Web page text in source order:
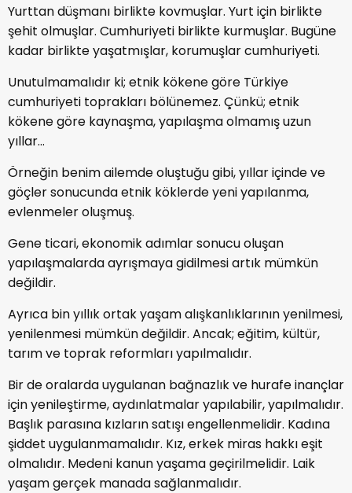
Yurttan düşmanı birlikte kovmuşlar. Yurt için birlikte
şehit olmuşlar. Cumhuriyeti birlikte kurmuşlar. Bugüne
kadar birlikte yaşatmışlar, korumuşlar cumhuriyeti.
Unutulmamalıdır ki; etnik kökene göre Türkiye
cumhuriyeti toprakları bölünemez. Çünkü; etnik
kökene göre kaynaşma, yapılaşma olmamış uzun
yıllar…
Örneğin benim ailemde oluştuğu gibi, yıllar içinde ve
göçler sonucunda etnik köklerde yeni yapılanma,
evlenmeler oluşmuş.
Gene ticari, ekonomik adımlar sonucu oluşan
yapılaşmalarda ayrışmaya gidilmesi artık mümkün
değildir.
Ayrıca bin yıllık ortak yaşam alışkanlıklarının yenilmesi,
yenilenmesi mümkün değildir. Ancak; eğitim, kültür,
tarım ve toprak reformları yapılmalıdır.
Bir de oralarda uygulanan bağnazlık ve hurafe inançlar
için yenileştirme, aydınlatmalar yapılabilir, yapılmalıdır.
Başlık parasına kızların satışı engellenmelidir. Kadına
şiddet uygulanmamalıdır. Kız, erkek miras hakkı eşit
olmalıdır. Medeni kanun yaşama geçirilmelidir. Laik
yaşam gerçek manada sağlanmalıdır.